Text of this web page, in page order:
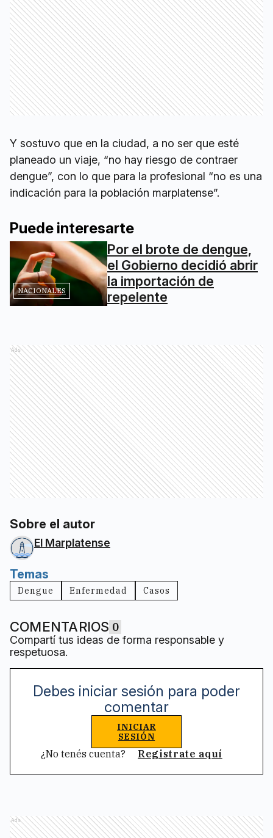
Y sostuvo que en la ciudad, a no ser que esté
planeado un viaje, “no hay riesgo de contraer
dengue”, con lo que para la profesional “no es una
indicación para la población marplatense”.
Puede interesarte
NACIONALES
Por el brote de dengue,
el Gobierno decidió abrir
la importación de
repelente
Ads
Sobre el autor
El Marplatense
Temas
Dengue Enfermedad Casos
COMENTARIOS 0
Compartí tus ideas de forma responsable y
respetuosa.
Debes iniciar sesión para poder
comentar
INICIAR
SESIÓN
¿No tenés cuenta? Registrate aquí
Ads